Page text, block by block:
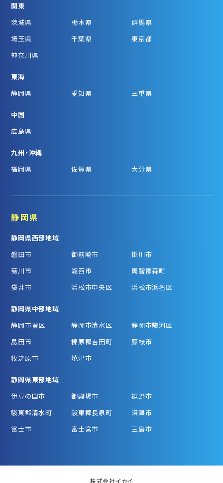
関東
茨城県
栃木県
群馬県
埼玉県
千葉県
東京都
神奈川県
東海
静岡県
愛知県 三重県
中国
広島県
九州・沖縄
福岡県
佐賀県 大分県
静岡県
静岡県西部地域
磐田市
御前崎市
掛川市
菊川市
湖西市
周智郡森町
袋井市
浜松市中央区 浜松市浜名区
静岡県中部地域
静岡市葵区
静岡市清水区
静岡市駿河区
島田市
榛原郡吉田町
藤枝市
牧之原市
焼津市
静岡県東部地域
伊豆の国市
御殿場市
裾野市
駿東郡清水町
駿東郡長泉町
沼津市
富士市
富士宮市 三島市
株式会社イカイ